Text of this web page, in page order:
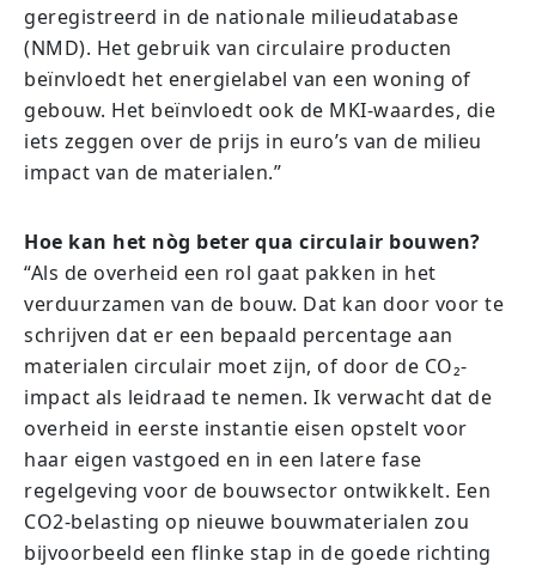
geregistreerd in de nationale milieudatabase
(NMD). Het gebruik van circulaire producten
beïnvloedt het energielabel van een woning of
gebouw. Het beïnvloedt ook de MKI-waardes, die
iets zeggen over de prijs in euro’s van de milieu
impact van de materialen.”
Hoe kan het nòg beter qua circulair bouwen?
“Als de overheid een rol gaat pakken in het
verduurzamen van de bouw. Dat kan door voor te
schrijven dat er een bepaald percentage aan
materialen circulair moet zijn, of door de CO₂-
impact als leidraad te nemen. Ik verwacht dat de
overheid in eerste instantie eisen opstelt voor
haar eigen vastgoed en in een latere fase
regelgeving voor de bouwsector ontwikkelt. Een
CO2-belasting op nieuwe bouwmaterialen zou
bijvoorbeeld een flinke stap in de goede richting